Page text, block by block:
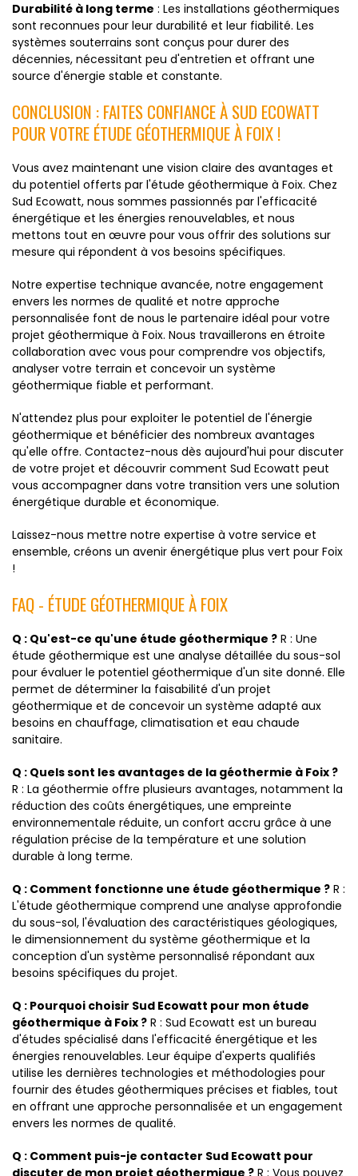
Durabilité à long terme : Les installations géothermiques
sont reconnues pour leur durabilité et leur fiabilité. Les
systèmes souterrains sont conçus pour durer des
décennies, nécessitant peu d'entretien et offrant une
source d'énergie stable et constante.
CONCLUSION : FAITES CONFIANCE À SUD ECOWATT
POUR VOTRE ÉTUDE GÉOTHERMIQUE À FOIX !
Vous avez maintenant une vision claire des avantages et
du potentiel offerts par l'étude géothermique à Foix. Chez
Sud Ecowatt, nous sommes passionnés par l'efficacité
énergétique et les énergies renouvelables, et nous
mettons tout en œuvre pour vous offrir des solutions sur
mesure qui répondent à vos besoins spécifiques.
Notre expertise technique avancée, notre engagement
envers les normes de qualité et notre approche
personnalisée font de nous le partenaire idéal pour votre
projet géothermique à Foix. Nous travaillerons en étroite
collaboration avec vous pour comprendre vos objectifs,
analyser votre terrain et concevoir un système
géothermique fiable et performant.
N'attendez plus pour exploiter le potentiel de l'énergie
géothermique et bénéficier des nombreux avantages
qu'elle offre. Contactez-nous dès aujourd'hui pour discuter
de votre projet et découvrir comment Sud Ecowatt peut
vous accompagner dans votre transition vers une solution
énergétique durable et économique.
Laissez-nous mettre notre expertise à votre service et
ensemble, créons un avenir énergétique plus vert pour Foix
!
FAQ - ÉTUDE GÉOTHERMIQUE À FOIX
Q : Qu'est-ce qu'une étude géothermique ? R : Une
étude géothermique est une analyse détaillée du sous-sol
pour évaluer le potentiel géothermique d'un site donné. Elle
permet de déterminer la faisabilité d'un projet
géothermique et de concevoir un système adapté aux
besoins en chauffage, climatisation et eau chaude
sanitaire.
Q : Quels sont les avantages de la géothermie à Foix ?
R : La géothermie offre plusieurs avantages, notamment la
réduction des coûts énergétiques, une empreinte
environnementale réduite, un confort accru grâce à une
régulation précise de la température et une solution
durable à long terme.
Q : Comment fonctionne une étude géothermique ? R :
L'étude géothermique comprend une analyse approfondie
du sous-sol, l'évaluation des caractéristiques géologiques,
le dimensionnement du système géothermique et la
conception d'un système personnalisé répondant aux
besoins spécifiques du projet.
Q : Pourquoi choisir Sud Ecowatt pour mon étude
géothermique à Foix ? R : Sud Ecowatt est un bureau
d'études spécialisé dans l'efficacité énergétique et les
énergies renouvelables. Leur équipe d'experts qualifiés
utilise les dernières technologies et méthodologies pour
fournir des études géothermiques précises et fiables, tout
en offrant une approche personnalisée et un engagement
envers les normes de qualité.
Q : Comment puis-je contacter Sud Ecowatt pour
discuter de mon projet géothermique ? R : Vous pouvez